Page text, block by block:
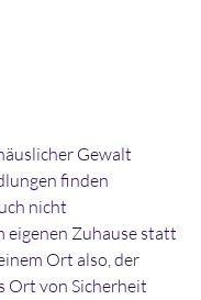
Gewalt
finden
nicht
eigenen Zuhause statt
Ort also, der
Ort von Sicherheit